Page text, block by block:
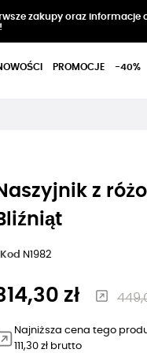
zakupy oraz informacje
PROMOCJE -40%
z
Kod N1982
zł
Najniższa cena tego
111,30 zł brutto